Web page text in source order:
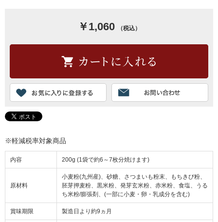
￥1,060 （税込）
※軽減税率対象商品
内容 200g (1袋で約6～7枚分焼けます)
原材料
小麦粉(九州産)、砂糖、さつまいも粉末、もちきび粉、
胚芽押麦粉、黒米粉、発芽玄米粉、赤米粉、食塩、うる
ち米粉/膨張剤、(一部に小麦・卵・乳成分を含む)
賞味期限 製造日より約9ヵ月